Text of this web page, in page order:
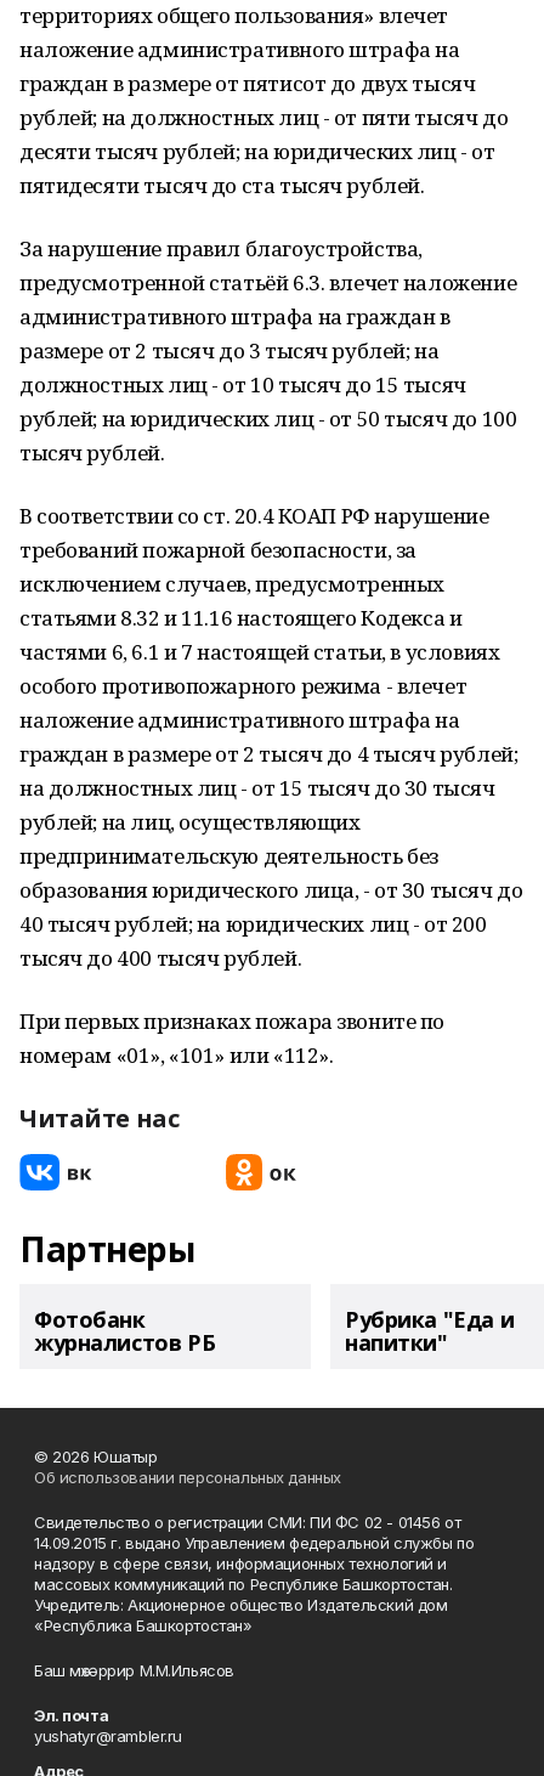
территориях общего пользования» влечет
наложение административного штрафа на
граждан в размере от пятисот до двух тысяч
рублей; на должностных лиц - от пяти тысяч до
десяти тысяч рублей; на юридических лиц - от
пятидесяти тысяч до ста тысяч рублей.
За нарушение правил благоустройства,
предусмотренной статьёй 6.3. влечет наложение
административного штрафа на граждан в
размере от 2 тысяч до 3 тысяч рублей; на
должностных лиц - от 10 тысяч до 15 тысяч
рублей; на юридических лиц - от 50 тысяч до 100
тысяч рублей.
В соответствии со ст. 20.4 КОАП РФ нарушение
требований пожарной безопасности, за
исключением случаев, предусмотренных
статьями 8.32 и 11.16 настоящего Кодекса и
частями 6, 6.1 и 7 настоящей статьи, в условиях
особого противопожарного режима - влечет
наложение административного штрафа на
граждан в размере от 2 тысяч до 4 тысяч рублей;
на должностных лиц - от 15 тысяч до 30 тысяч
рублей; на лиц, осуществляющих
предпринимательскую деятельность без
образования юридического лица, - от 30 тысяч до
40 тысяч рублей; на юридических лиц - от 200
тысяч до 400 тысяч рублей.
При первых признаках пожара звоните по
номерам «01», «101» или «112».
Читайте нас
Партнеры
Фотобанк
журналистов РБ
Рубрика "Еда и
напитки"
© 2026 Юшатыр
Об использовании персональных данных
Свидетельство о регистрации СМИ: ПИ ФС 02 - 01456 от
14.09.2015 г. выдано Управлением федеральной службы по
надзору в сфере связи, информационных технологий и
массовых коммуникаций по Республике Башкортостан.
Учредитель: Акционерное общество Издательский дом
«Республика Башкортостан»
Баш мөхәррир М.М.Ильясов
Эл. почта
yushatyr@rambler.ru
Адрес